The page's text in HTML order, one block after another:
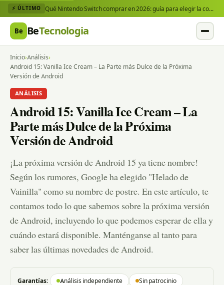
⚡ ÚLTIMO Qué Nintendo Switch comprar en 2026: guía para elegir la consola y los juegos que necesitas
Be BeTecnologia
Inicio›Análisis›
Android 15: Vanilla Ice Cream – La Parte más Dulce de la Próxima
Versión de Android
ANÁLISIS
Android 15: Vanilla Ice Cream – La
Parte más Dulce de la Próxima
Versión de Android
¡La próxima versión de Android 15 ya tiene nombre!
Según los rumores, Google ha elegido "Helado de
Vainilla" como su nombre de postre. En este artículo, te
contamos todo lo que sabemos sobre la próxima versión
de Android, incluyendo lo que podemos esperar de ella y
cuándo estará disponible. Manténganse al tanto para
saber las últimas novedades de Android.
Garantías: Análisis independiente
Sin patrocinio